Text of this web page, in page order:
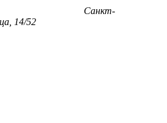
Санкт-
14/52